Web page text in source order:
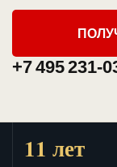
+7 495 231-
11 лет